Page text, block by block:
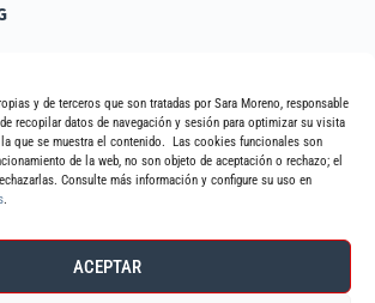
y de terceros que son tratadas por Sara Moreno, responsable
recopilar datos de navegación y sesión para optimizar su visita
que se muestra el contenido. Las cookies funcionales son
de la web, no son objeto de aceptación o rechazo; el
Consulte más información y configure su uso en
.
ACEPTAR
Política de privacidad
Política de cookies